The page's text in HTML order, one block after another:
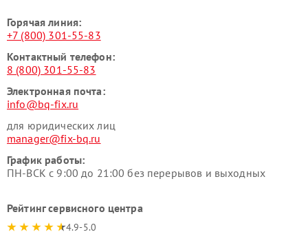
Горячая линия:
+7 (800) 301-55-83
Контактный телефон:
8 (800) 301-55-83
Электронная почта:
info@bq-fix.ru
для юридических лиц
manager@fix-bq.ru
График работы:
ПН-ВСК с 9:00 до 21:00 без перерывов и выходных
Рейтинг сервисного центра
4.9-5.0